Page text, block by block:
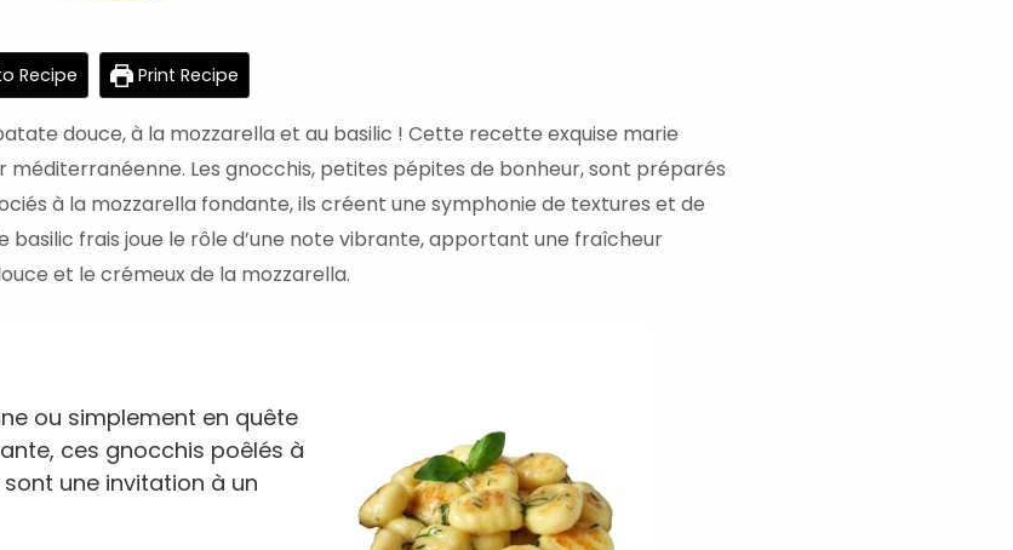
Recipe Print Recipe
douce, à la mozzarella et au basilic ! Cette recette exquise marie
Les gnocchis, petites pépites de bonheur, sont préparés
à la mozzarella fondante, ils créent une symphonie de textures et de
frais joue le rôle d’une note vibrante, apportant une fraîcheur
et le crémeux de la mozzarella.
ou simplement en quête
ces gnocchis poêlés à
une invitation à un
minutes